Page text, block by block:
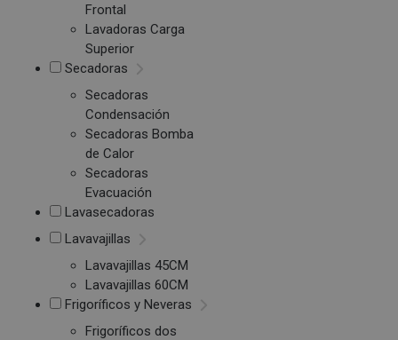
Frontal
Lavadoras Carga
Superior
Secadoras
Secadoras
Condensación
Secadoras Bomba
de Calor
Secadoras
Evacuación
Lavasecadoras
Lavavajillas
Lavavajillas 45CM
Lavavajillas 60CM
Frigoríficos y Neveras
Frigoríficos dos